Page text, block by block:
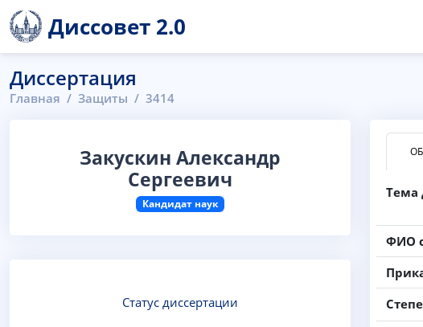
Диссовет 2.0
Диссертация
Главная Защиты 3414
Закускин Александр
Сергеевич
Кандидат наук
Статус диссертации
Тема
ФИО